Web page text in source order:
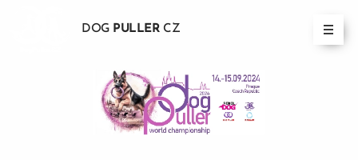
DOG PULLERCZ